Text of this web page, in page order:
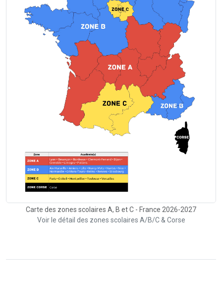
Carte des zones scolaires A, B et C - France 2026-2027
Voir le détail des zones scolaires A/B/C & Corse